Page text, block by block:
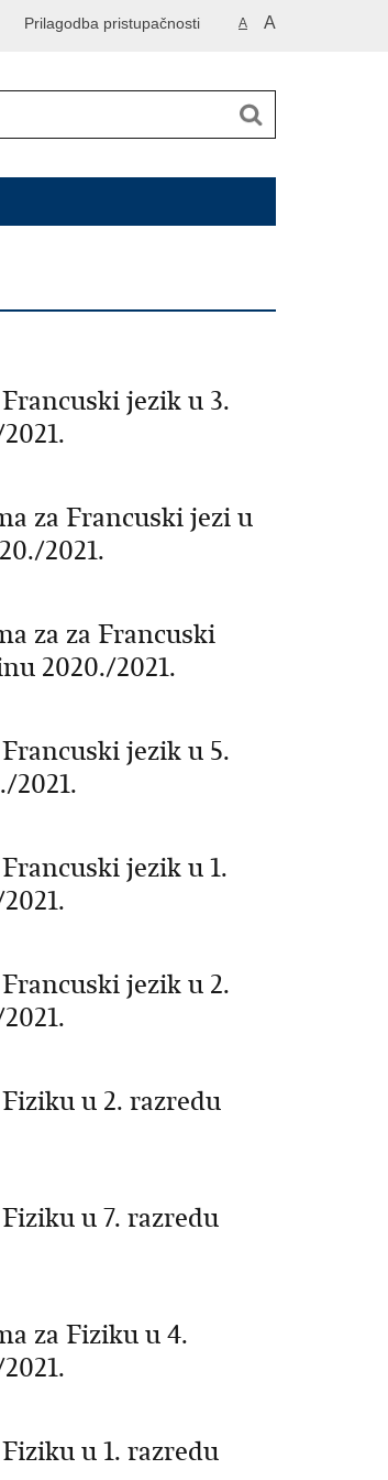
A A
Prilagodba pristupačnosti
jezik u 3.
za Francuski jezi u
2021.
za za Francuski
2020./2021.
jezik u 5.
2021.
jezik u 1.
jezik u 2.
u 2. razredu
u 7. razredu
za Fiziku u 4.
u 1. razredu